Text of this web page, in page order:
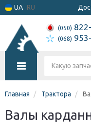
UA RU
(050)
(068)
Главная Трактора
Валы